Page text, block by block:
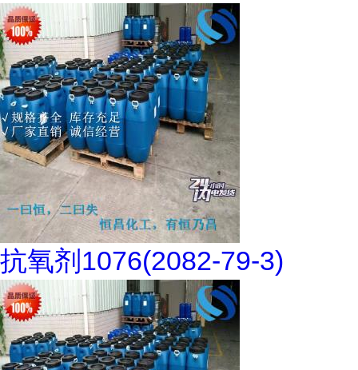
抗氧剂1076(2082-79-3)